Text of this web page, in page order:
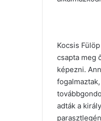
Kocsis
csapta meg
képezni.
adták a